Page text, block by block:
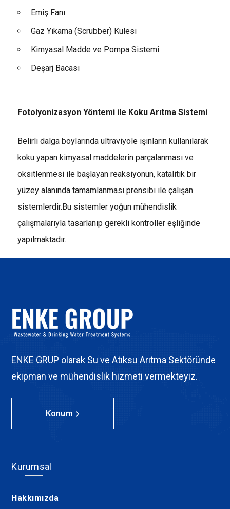
Emiş Fanı
Gaz Yıkama (Scrubber) Kulesi
Kimyasal Madde ve Pompa Sistemi
Deşarj Bacası
Fotoiyonizasyon Yöntemi ile Koku Arıtma Sistemi
Belirli dalga boylarında ultraviyole ışınların kullanılarak
koku yapan kimyasal maddelerin parçalanması ve
oksitlenmesi ile başlayan reaksiyonun, katalitik bir
yüzey alanında tamamlanması prensibi ile çalışan
sistemlerdir.Bu sistemler yoğun mühendislik
çalışmalarıyla tasarlanıp gerekli kontroller eşliğinde
yapılmaktadır.
ENKE GRUP olarak Su ve Atıksu Arıtma Sektöründe
ekipman ve mühendislik hizmeti vermekteyiz.
Konum
Kurumsal
Hakkımızda